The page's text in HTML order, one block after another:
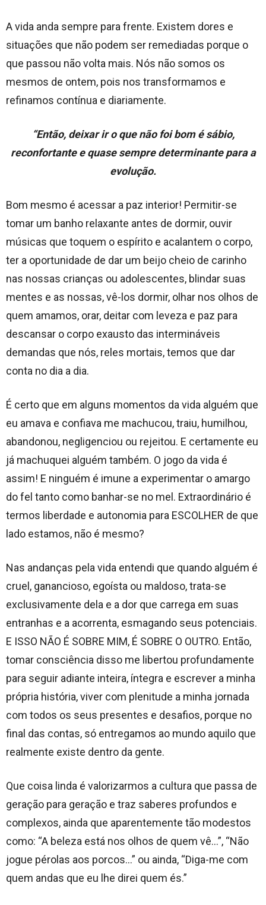
A vida anda sempre para frente. Existem dores e
situações que não podem ser remediadas porque o
que passou não volta mais. Nós não somos os
mesmos de ontem, pois nos transformamos e
refinamos contínua e diariamente.
“Então, deixar ir o que não foi bom é sábio,
reconfortante e quase sempre determinante para a
evolução.
Bom mesmo é acessar a paz interior! Permitir-se
tomar um banho relaxante antes de dormir, ouvir
músicas que toquem o espírito e acalantem o corpo,
ter a oportunidade de dar um beijo cheio de carinho
nas nossas crianças ou adolescentes, blindar suas
mentes e as nossas, vê-los dormir, olhar nos olhos de
quem amamos, orar, deitar com leveza e paz para
descansar o corpo exausto das intermináveis
demandas que nós, reles mortais, temos que dar
conta no dia a dia.
É certo que em alguns momentos da vida alguém que
eu amava e confiava me machucou, traiu, humilhou,
abandonou, negligenciou ou rejeitou. E certamente eu
já machuquei alguém também. O jogo da vida é
assim! E ninguém é imune a experimentar o amargo
do fel tanto como banhar-se no mel. Extraordinário é
termos liberdade e autonomia para ESCOLHER de que
lado estamos, não é mesmo?
Nas andanças pela vida entendi que quando alguém é
cruel, ganancioso, egoísta ou maldoso, trata-se
exclusivamente dela e a dor que carrega em suas
entranhas e a acorrenta, esmagando seus potenciais.
E ISSO NÃO É SOBRE MIM, É SOBRE O OUTRO. Então,
tomar consciência disso me libertou profundamente
para seguir adiante inteira, íntegra e escrever a minha
própria história, viver com plenitude a minha jornada
com todos os seus presentes e desafios, porque no
final das contas, só entregamos ao mundo aquilo que
realmente existe dentro da gente.
Que coisa linda é valorizarmos a cultura que passa de
geração para geração e traz saberes profundos e
complexos, ainda que aparentemente tão modestos
como: “A beleza está nos olhos de quem vê…”, “Não
jogue pérolas aos porcos…” ou ainda, “Diga-me com
quem andas que eu lhe direi quem és.”